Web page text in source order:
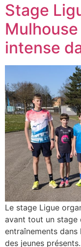
Stage
intense
Le stage Ligue
avant tout un stage
entraînements dans
des jeunes